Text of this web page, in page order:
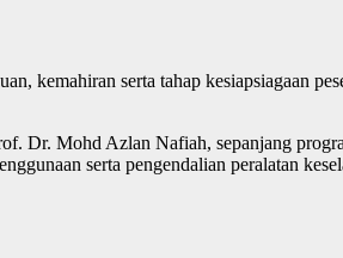
kemahiran serta tahap kesiapsiagaan
Dr. Mohd Azlan Nafiah, sepanjang
serta pengendalian peralatan